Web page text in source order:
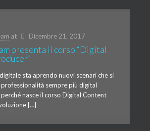
at Dicembre 21, 2017
presenta il corso “Digital
sta aprendo nuovi scenari che si
sempre più digital
nasce il corso Digital Content
[…]